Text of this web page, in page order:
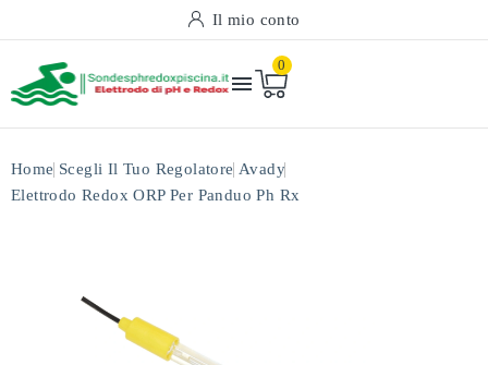
Il mio conto

0
Home Scegli Il Tuo Regolatore Avady
Elettrodo Redox ORP Per Panduo Ph Rx